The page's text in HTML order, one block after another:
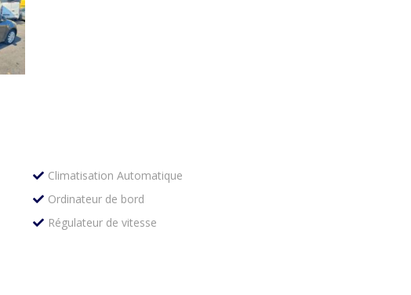
Climatisation Automatique
Ordinateur de bord
Régulateur de vitesse